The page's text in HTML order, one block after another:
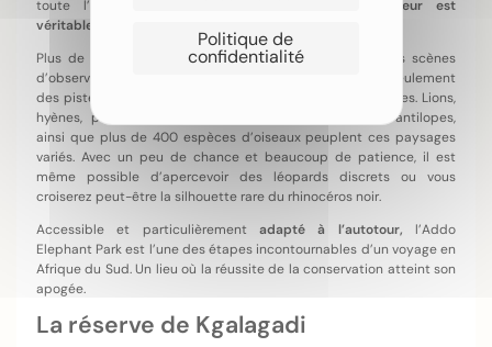
Politique de
confidentialité
toute l’Afrique du Sud. Pourtant,un seul parc leur est
véritablement consacré
Plus de
y évoluent librement, offrant des scènes
d’observation spectaculaires, parfois à quelques mètres seulement
des pistes. Mais le parc ne se limite pas à ses pachydermes. Lions,
hyènes, phacochères, buffles, nombreuses espèces d’antilopes,
ainsi que plus de 400 espèces d’oiseaux peuplent ces paysages
variés. Avec un peu de chance et beaucoup de patience, il est
même possible d’apercevoir des léopards discrets ou vous
croiserez peut-être la silhouette rare du rhinocéros noir.
Accessible et particulièrement adapté à l’autotour, l’Addo
Elephant Park est l’une des étapes incontournables d’un voyage en
Afrique du Sud. Un lieu où la réussite de la conservation atteint son
apogée.
La réserve de Kgalagadi